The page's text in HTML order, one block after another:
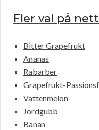
Fler val på
Bitter Grapefrukt
Ananas
Rabarber
Grapefrukt-
Vattenmelon
Jordgubb
Banan